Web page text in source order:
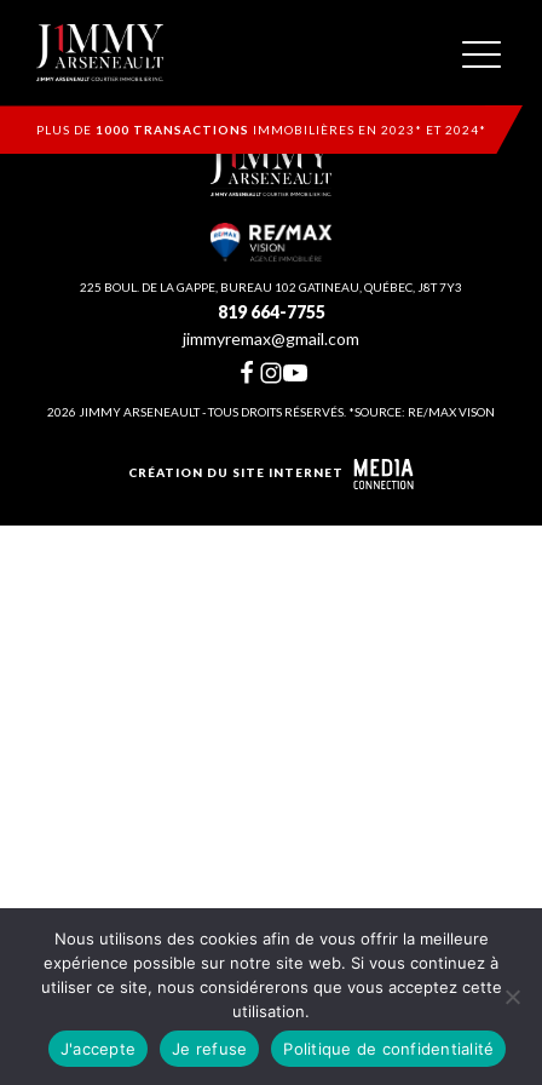
PLUS DE 1000 TRANSACTIONS IMMOBILIÈRES EN 2023* ET 2024*
225 BOUL. DE LA GAPPE, BUREAU 102 GATINEAU, QUÉBEC, J8T 7Y3
819 664-7755
jimmyremax@gmail.com
2026 JIMMY ARSENEAULT - TOUS DROITS RÉSERVÉS. *SOURCE: RE/MAX VISON
CRÉATION DU SITE INTERNET
Nous utilisons des cookies afin de vous offrir la meilleure
expérience possible sur notre site web. Si vous continuez à
utiliser ce site, nous considérerons que vous acceptez cette
utilisation.
J'accepte
Je refuse Politique de confidentialité